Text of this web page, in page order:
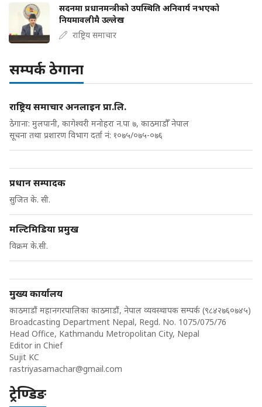
सदनमा प्रधानमन्त्रीको उपस्थिति अनिवार्य नभएको
नियमावलीमै उल्लेख
राष्ट्रिय समाचार
सम्पर्क ठेगाना
राष्ट्रिय समाचार अनलाइन प्रा.लि.
ठेगाना: मुलपानी, कागेश्वरी मनोहरा न.पा ७, काठमाडौँ नेपाल
सूचना तथा प्रशारण विभाग दर्ता नं: १०७५/०७५-०७६
प्रधान सम्पादक
सुजित के. सी.
मल्टिमिडिया प्रमुख
विक्रम के.सी.
मुख्य कार्यालय
काठमाडौं महानगरपालिका काठमाडौं, नेपाल व्यवस्थापक सम्पर्क (९८४२७६०७४५)
Broadcasting Department Nepal, Regd. No. 1075/075/76
Head Office, Kathmandu Metropolitan City, Nepal
Editor in Chief
Sujit KC
rastriyasamachar@gmail.com
ट्रेण्डिङ